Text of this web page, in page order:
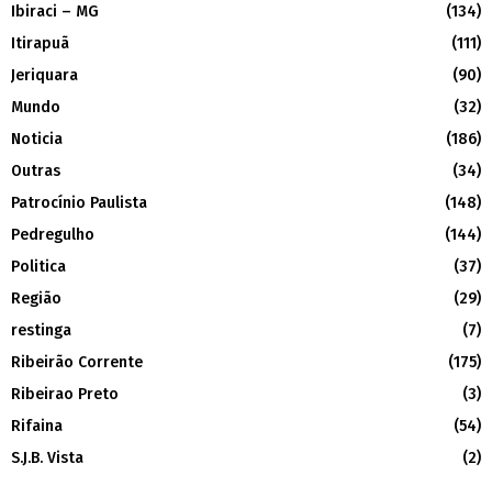
Ibiraci – MG
(134)
Itirapuã
(111)
Jeriquara
(90)
Mundo
(32)
Noticia
(186)
Outras
(34)
Patrocínio Paulista
(148)
Pedregulho
(144)
Politica
(37)
Região
(29)
restinga
(7)
Ribeirão Corrente
(175)
Ribeirao Preto
(3)
Rifaina
(54)
S.J.B. Vista
(2)